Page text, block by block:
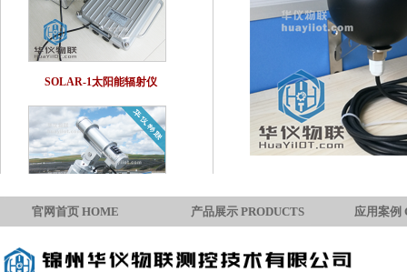
SOLAR-1太阳能辐射仪
TBS-2太阳直接辐射表
官网首页 HOME 产品展示 PRODUCTS 应用案例